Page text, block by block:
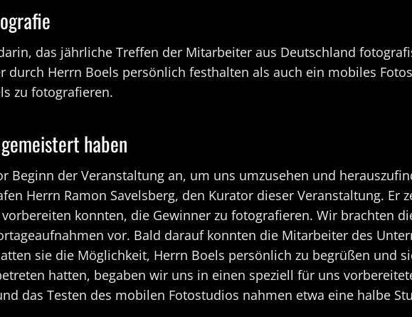
das jährliche Treffen der Mitarbeiter aus Deutschland
durch Herrn Boels persönlich festhalten als auch ein mobiles
zu fotografieren.
haben
Beginn der Veranstaltung an, um uns umzusehen und
Herrn Ramon Savelsberg, den Kurator dieser Veranstaltung. Er
konnten, die Gewinner zu fotografieren. Wir brachten
vor. Bald darauf konnten die Mitarbeiter des
sie die Möglichkeit, Herrn Boels persönlich zu begrüßen und
hatten, begaben wir uns in einen speziell für uns
das Testen des mobilen Fotostudios nahmen etwa eine halbe